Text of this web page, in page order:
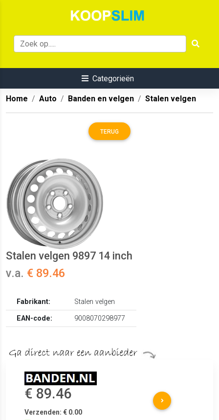
Categorieën
Home Auto Banden en velgen Stalen velgen
TERUG
Stalen velgen 9897 14 inch
v.a. € 89.46
Fabrikant:
Stalen velgen
EAN-code:
9008070298977
€ 89.46
Verzenden: € 0.00